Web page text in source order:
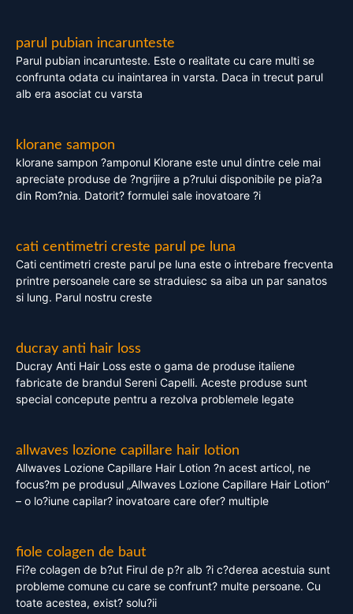
parul pubian incarunteste
Parul pubian incarunteste. Este o realitate cu care multi se
confrunta odata cu inaintarea in varsta. Daca in trecut parul
alb era asociat cu varsta
klorane sampon
klorane sampon ?amponul Klorane este unul dintre cele mai
apreciate produse de ?ngrijire a p?rului disponibile pe pia?a
din Rom?nia. Datorit? formulei sale inovatoare ?i
cati centimetri creste parul pe luna
Cati centimetri creste parul pe luna este o intrebare frecventa
printre persoanele care se straduiesc sa aiba un par sanatos
si lung. Parul nostru creste
ducray anti hair loss
Ducray Anti Hair Loss este o gama de produse italiene
fabricate de brandul Sereni Capelli. Aceste produse sunt
special concepute pentru a rezolva problemele legate
allwaves lozione capillare hair lotion
Allwaves Lozione Capillare Hair Lotion ?n acest articol, ne
focus?m pe produsul „Allwaves Lozione Capillare Hair Lotion”
– o lo?iune capilar? inovatoare care ofer? multiple
fiole colagen de baut
Fi?e colagen de b?ut Firul de p?r alb ?i c?derea acestuia sunt
probleme comune cu care se confrunt? multe persoane. Cu
toate acestea, exist? solu?ii